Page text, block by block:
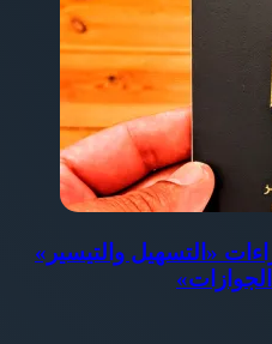
«التسهيل والتيسير»